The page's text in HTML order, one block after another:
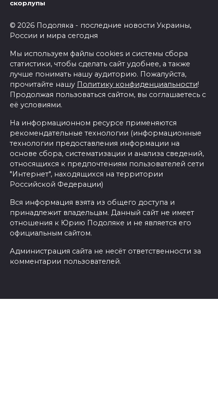
скорлупы
© 2026 Подоляка - последние новости Украины,
России и мира сегодня
Мы используем файлы cookies и системы сбора
статистики, чтобы сделать сайт удобнее, а также
лучше понимать нашу аудиторию. Пожалуйста,
прочитайте нашу Политику конфиденциальности!
Продолжая пользоваться сайтом, вы соглашаетесь с
её условиями.
На информационном ресурсе применяются
рекомендательные технологии (информационные
технологии предоставления информации на
основе сбора, систематизации и анализа сведений,
относящихся к предпочтениям пользователей сети
"Интернет", находящихся на территории
Российской Федерации)
Вся информация взята из общего доступа и
принадлежит владельцам. Данный сайт не имеет
отношения к Юрию Подоляке и не является его
официальным сайтом.
Администрация сайта не несёт ответственности за
комментарии пользователей.